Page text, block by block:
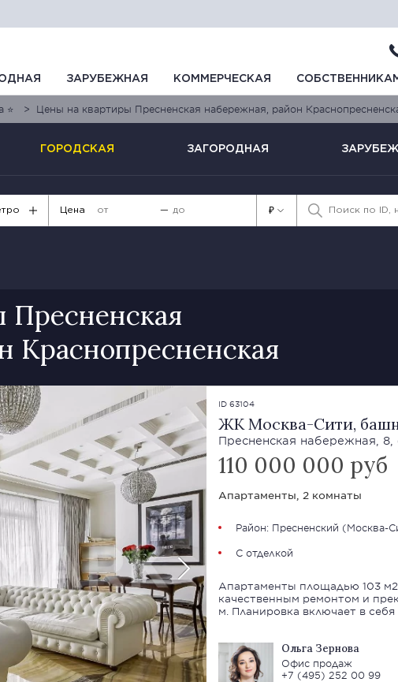
ЗАРУБЕЖНАЯ КОММЕРЧЕСКАЯ
⭐ Цены на квартиры Пресненская набережная, район
ГОРОДСКАЯ ЗАГОРОДНАЯ
Цена — ₽
Пресненская
Краснопресненская
ID 63104
ЖК Москва-Сити,
Пресненская набережная, 8,
110 000 000 руб
Апартаменты, 2 комнаты
Район: Пресненский (Москва-
С отделкой
Апартаменты площадью 103
качественным ремонтом и
м. Планировка включает в
Ольга Зернова
Офис продаж
+7 (495) 252 00 99